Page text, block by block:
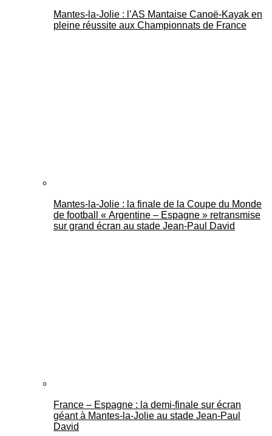
Mantes-la-Jolie : l’AS Mantaise Canoë‑Kayak en
pleine réussite aux Championnats de France
Mantes-la-Jolie : la finale de la Coupe du Monde
de football « Argentine – Espagne » retransmise
sur grand écran au stade Jean-Paul David
France – Espagne : la demi-finale sur écran
géant à Mantes-la-Jolie au stade Jean-Paul
David